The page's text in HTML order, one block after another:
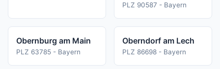
PLZ 90587 - Bayern
Obernburg am Main
PLZ 63785 - Bayern
Oberndorf am Lech
PLZ 86698 - Bayern